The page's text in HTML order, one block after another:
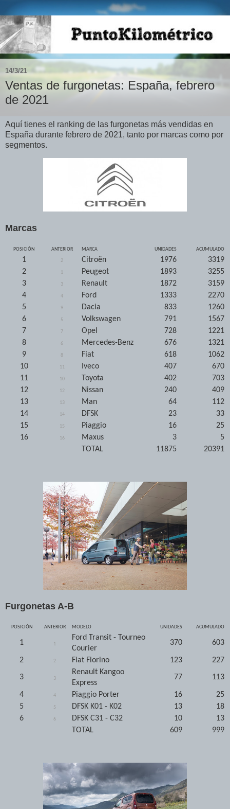
14/3/21
Ventas de furgonetas: España, febrero
de 2021
Aquí tienes el ranking de las furgonetas más vendidas en
España durante febrero de 2021, tanto por marcas como por
segmentos.
Marcas
POSICIÓN ANTERIOR MARCA UNIDADES ACUMULADO
1 2 Citroën 1976
3319
2
1 Peugeot 1893
3255
3
3 Renault 1872
3159
4
4 Ford 1333
2270
5
9 Dacia 833
1260
6
5 Volkswagen 791
1567
7
7 Opel 728
1221
8
6 Mercedes-Benz 676
1321
9
8 Fiat 618
1062
10
11 Iveco 407
670
11
10 Toyota 402
703
12
12 Nissan 240
409
13
13 Man 64
112
14
14 DFSK 23
33
15
15 Piaggio 16
25
16
16 Maxus 3
5
TOTAL
11875 20391
Furgonetas A-B
POSICIÓN ANTERIOR MODELO UNIDADES ACUMULADO
1 1
Ford Transit - Tourneo
Courier
370 603
2 2 Fiat Fiorino 123 227
3 3
Renault Kangoo
Express
77 113
4 4 Piaggio Porter 16
25
5
5 DFSK K01 - K02 13
18
6
6 DFSK C31 - C32 10
13
TOTAL
609 999